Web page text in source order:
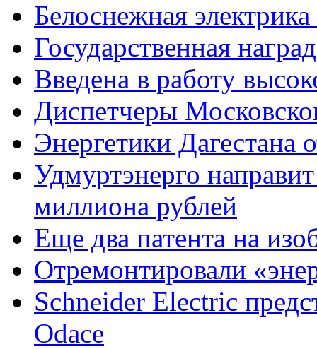
Белоснежная
Государственная
Введена в работу
Диспетчеры
Энергетики
Удмуртэнерго
миллиона рублей
Еще два патента на
Отремонтировали
Schneider Electric
Odace